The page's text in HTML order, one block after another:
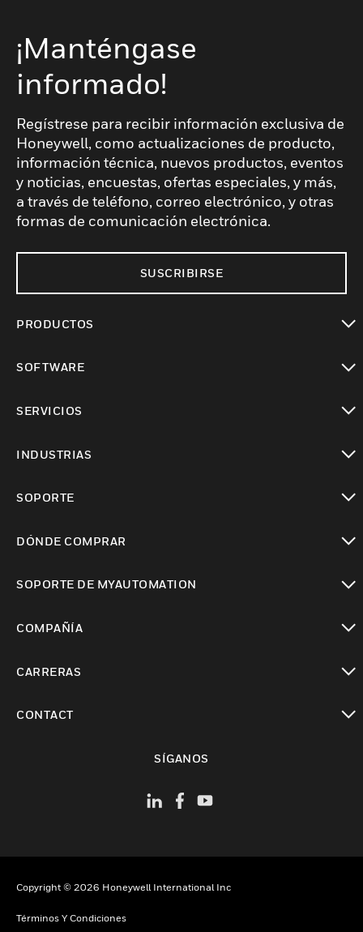
¡Manténgase
informado!
Regístrese para recibir información exclusiva de
Honeywell, como actualizaciones de producto,
información técnica, nuevos productos, eventos
y noticias, encuestas, ofertas especiales, y más,
a través de teléfono, correo electrónico, y otras
formas de comunicación electrónica.
SUSCRIBIRSE
PRODUCTOS
SOFTWARE
SERVICIOS
INDUSTRIAS
SOPORTE
DÓNDE COMPRAR
SOPORTE DE MYAUTOMATION
COMPAÑÍA
CARRERAS
CONTACT
SÍGANOS
Copyright © 2026 Honeywell International Inc
Términos Y Condiciones